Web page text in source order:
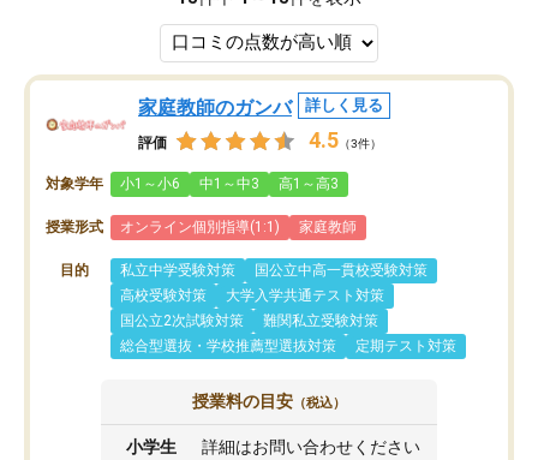
家庭教師のガンバ 詳しく見る
評価 4.5 （3件）
対象学年 小1～小6 中1～中3 高1～高3
授業形式 オンライン個別指導(1:1) 家庭教師
目的 私立中学受験対策
国公立中高一貫校受験対策
高校受験対策
大学入学共通テスト対策
国公立2次試験対策
難関私立受験対策
総合型選抜・学校推薦型選抜対策
定期テスト対策
授業料の目安 （税込）
小学生 詳細はお問い合わせください